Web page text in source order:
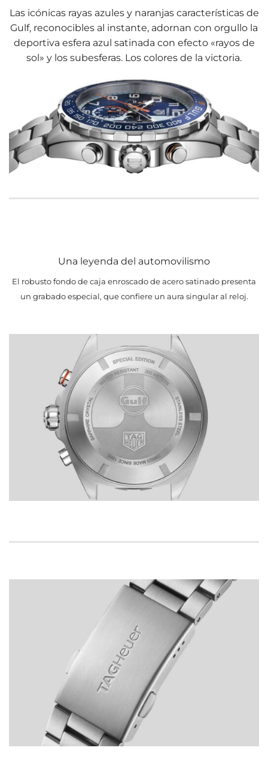
Las icónicas rayas azules y naranjas características de
Gulf, reconocibles al instante, adornan con orgullo la
deportiva esfera azul satinada con efecto «rayos de
sol» y los subesferas. Los colores de la victoria.
Una leyenda del automovilismo
El robusto fondo de caja enroscado de acero satinado presenta
un grabado especial, que confiere un aura singular al reloj.